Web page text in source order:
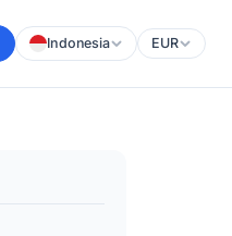
Indonesia EUR